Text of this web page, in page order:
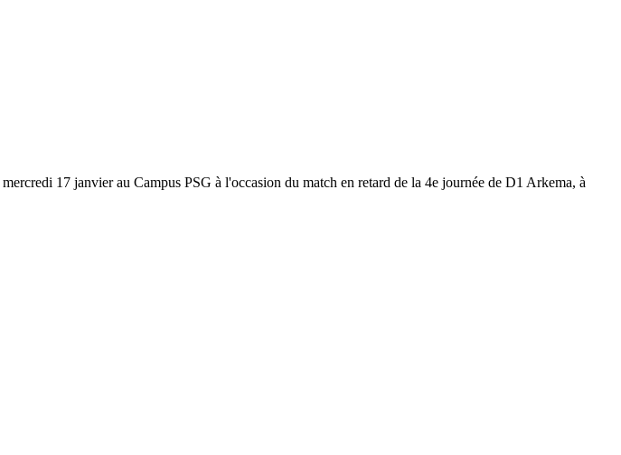
17 janvier au Campus PSG à l'occasion du match en retard de la 4e journée de D1 Arkema, à